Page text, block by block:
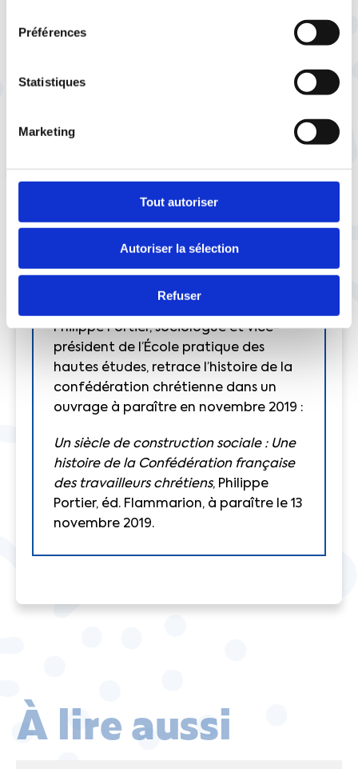
Préférences
Statistiques
Marketing
Tout autoriser
Autoriser la sélection
Refuser
le respect de la dignité de chaque personne,
La CFTC fête ses 100 ans
Cette année, la CFTC célèbre aussi
Philippe Portier, sociologue et vice-
président de l’École pratique des
hautes études, retrace l’histoire de la
confédération chrétienne dans un
ouvrage à paraître en novembre 2019 :
Un siècle de construction sociale : Une
histoire de la Confédération française
des travailleurs chrétiens, Philippe
Portier, éd. Flammarion, à paraître le 13
novembre 2019.
À lire aussi